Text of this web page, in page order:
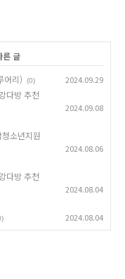
른 글
어리)
(0) 2024.09.29
다방 추천
2024.09.08
소년지원
2024.08.06
다방 추천
2024.08.04
2024.08.04